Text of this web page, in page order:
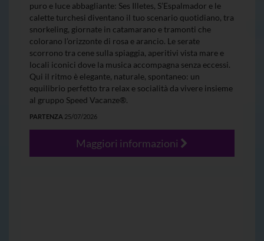
puro e luce abbagliante: Ses Illetes, S’Espalmador e le
calette turchesi diventano il tuo scenario quotidiano, tra
snorkeling, giornate in catamarano e tramonti che
colorano l’orizzonte di rosa e arancio. Le serate
scorrono tra cene sulla spiaggia, aperitivi vista mare e
locali iconici dove la musica accompagna senza eccessi.
Qui il ritmo è elegante, naturale, spontaneo: un
equilibrio perfetto tra relax e socialità da vivere insieme
al gruppo Speed Vacanze®.
PARTENZA 25/07/2026
Maggiori informazioni